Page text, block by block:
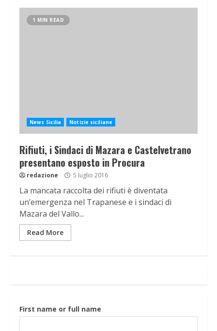
1 MIN READ
News Sicilia Notizie siciliane
Rifiuti, i Sindaci di Mazara e Castelvetrano
presentano esposto in Procura
redazione 5 luglio 2016
La mancata raccolta dei rifiuti è diventata
un’emergenza nel Trapanese e i sindaci di
Mazara del Vallo...
Read More
First name or full name